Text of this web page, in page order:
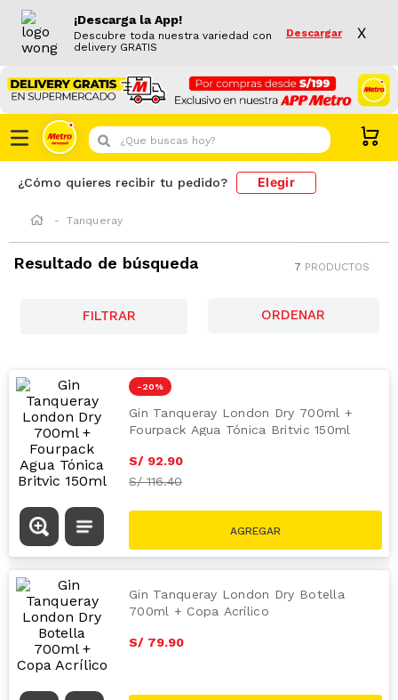
¡Descarga la App!
Descubre toda nuestra variedad con
delivery GRATIS
Descargar X
¿Que buscas hoy?
¿Cómo quieres recibir tu pedido? Elegir
Tanqueray
Resultado de búsqueda 7 PRODUCTOS
FILTRAR
-20 %
Gin Tanqueray London Dry 700ml +
Fourpack Agua Tónica Britvic 150ml
S/ 92.90
S/116.40
Gin Tanqueray London Dry Botella
700ml + Copa Acrílico
S/ 79.90